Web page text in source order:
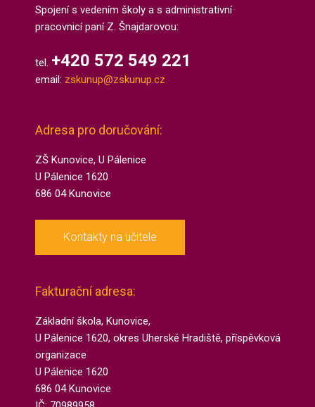
Spojení s vedením školy a s administrativní
pracovnicí paní Z. Šnajdarovou:
tel. +420 572 549 221
email: zskunup@zskunup.cz
Adresa pro doručování:
ZŠ Kunovice, U Pálenice
U Pálenice 1620
686 04 Kunovice
Kontakty na učitele
Fakturační adresa:
Základní škola, Kunovice,
U Pálenice 1620, okres Uherské Hradiště, příspěvková
organizace
U Pálenice 1620
686 04 Kunovice